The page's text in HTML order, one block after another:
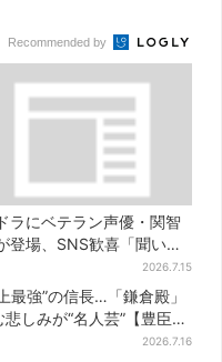
Recommended by
ラにベテラン声優・関智
登場、SNS歓喜「聞いた
とある声がすると思った
」
2026.7.15
最強”の信長…「鎌倉殿」
しみが“名人芸”【豊臣兄
2026.7.16